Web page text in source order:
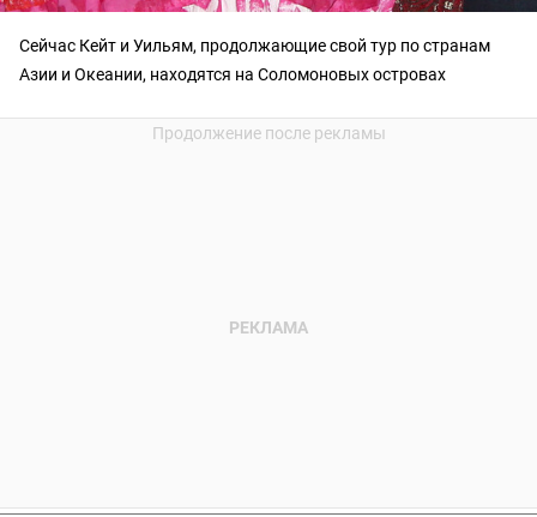
Сейчас Кейт и Уильям, продолжающие свой тур по странам
Азии и Океании, находятся на Соломоновых островах